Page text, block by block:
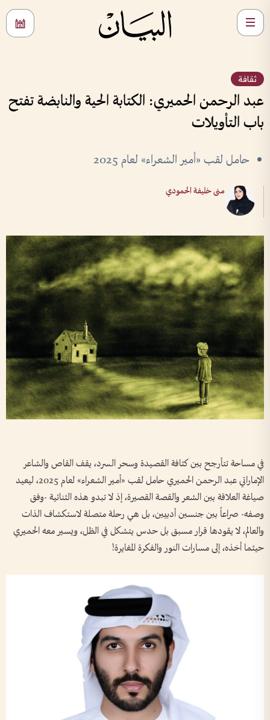
ثقافة
عبد الرحمن الحميري: الكتابة الحية والنابضة تفتح
باب التأويلات
حامل لقب «أمير الشعراء» لعام 2025
منى خليفة الحمودي
في مساحة تتأرجح بين كثافة القصيدة وسحر السرد، يقف القاص والشاعر
الإماراتي عبد الرحمن الحميري حامل لقب «أمير الشعراء» لعام 2025، ليعيد
صياغة العلاقة بين الشعر والقصة القصيرة، إذ لا تبدو هذه الثنائية -وفق
وصفه- صراعاً بين جنسين أدبيين، بل هي رحلة متصلة لاستكشاف الذات
والعالم، لا يقودها قرار مسبق بل حدس يتشكل في الظل، ويسير معه الحميري
حيثما أخذه، إلى مسارات النور والفكرة المغايرة!